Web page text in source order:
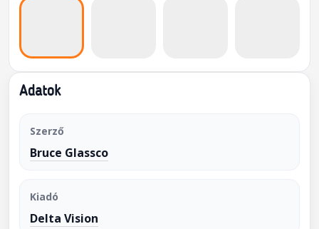
Adatok
Szerző
Bruce Glassco
Kiadó
Delta Vision